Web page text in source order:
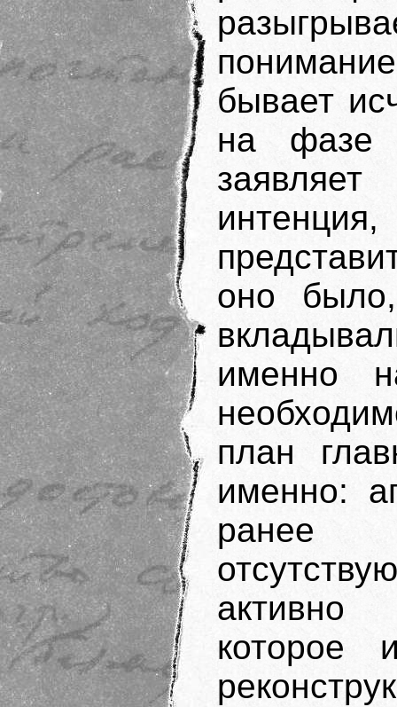
бывает
на фазе
оно
именно
план
именно:
которое